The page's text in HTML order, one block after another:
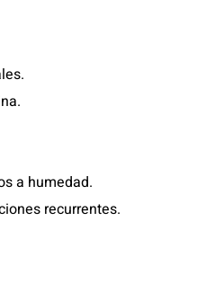
a humedad.
recurrentes.